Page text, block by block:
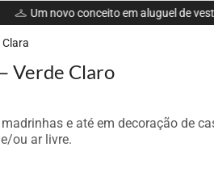
novo conceito em aluguel de vestido de
Verde Claro
e até em decoração de
ou ar livre.